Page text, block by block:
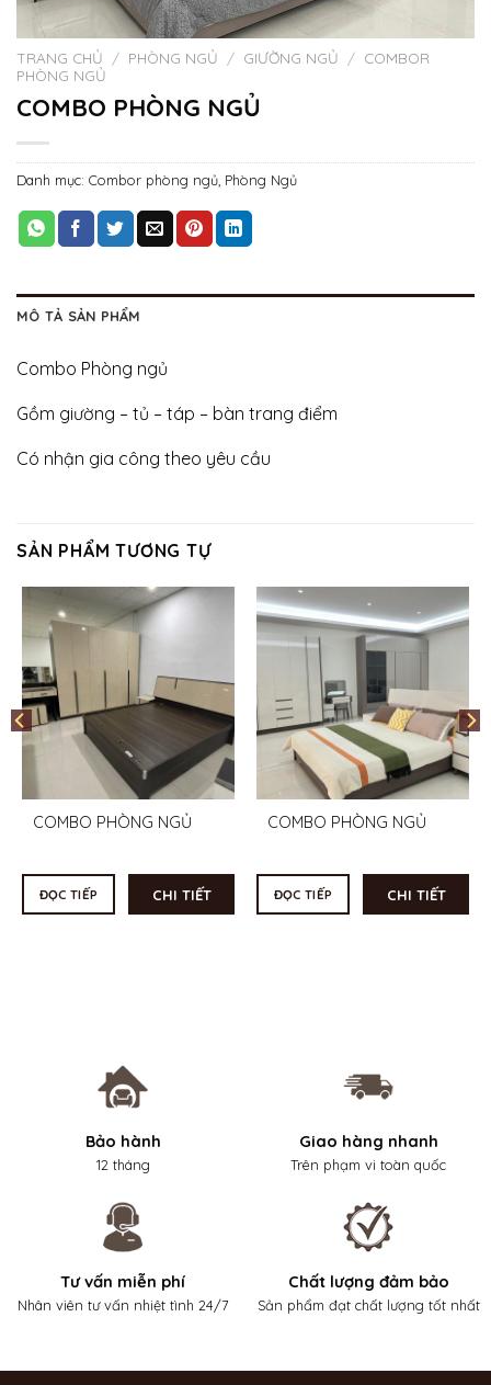
TRANG CHỦ / PHÒNG NGỦ / GIƯỜNG NGỦ / COMBOR
PHÒNG NGỦ
COMBO PHÒNG NGỦ
Danh mục: Combor phòng ngủ Phòng Ngủ
MÔ TẢ SẢN PHẨM
Combo Phòng ngủ
Gồm giường – tủ – táp – bàn trang điểm
Có nhận gia công theo yêu cầu
SẢN PHẨM TƯƠNG TỰ
COMBO PHÒNG NGỦ
ĐỌC TIẾP CHI TIẾT
COMBO PHÒNG NGỦ
ĐỌC TIẾP CHI TIẾT
Bảo hành
12 tháng
Giao hàng nhanh
Trên phạm vi toàn quốc
Tư vấn miễn phí
Nhân viên tư vấn nhiệt tình 24/7
Chất lượng đảm bảo
Sản phẩm đạt chất lượng tốt nhất